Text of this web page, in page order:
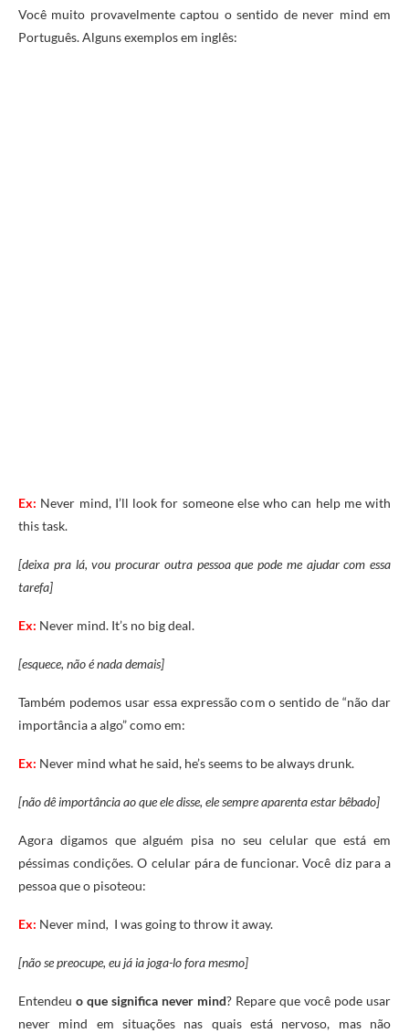
Você muito provavelmente captou o sentido de never mind em
Português. Alguns exemplos em inglês:
Ex: Never mind, I’ll look for someone else who can help me with
this task.
[deixa pra lá, vou procurar outra pessoa que pode me ajudar com essa
tarefa]
Ex: Never mind. It’s no big deal.
[esquece, não é nada demais]
Também podemos usar essa expressão com o sentido de “não dar
importância a algo” como em:
Ex: Never mind what he said, he’s seems to be always drunk.
[não dê importância ao que ele disse, ele sempre aparenta estar bêbado]
Agora digamos que alguém pisa no seu celular que está em
péssimas condições. O celular pára de funcionar. Você diz para a
pessoa que o pisoteou:
Ex: Never mind, I was going to throw it away.
[não se preocupe, eu já ia joga-lo fora mesmo]
Entendeu o que significa never mind? Repare que você pode usar
never mind em situações nas quais está nervoso, mas não